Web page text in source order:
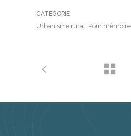
CATÉGORIE
Urbanisme rural, Pour mémoire